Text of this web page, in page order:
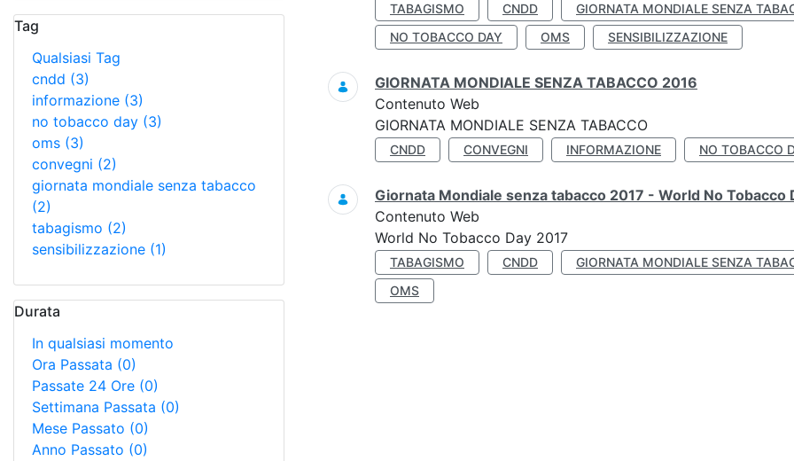
Tag
Qualsiasi Tag
cndd (3)
informazione (3)
no tobacco day (3)
oms (3)
convegni (2)
giornata mondiale senza tabacco
(2)
tabagismo (2)
sensibilizzazione (1)
Durata
In qualsiasi momento
Ora Passata (0)
Passate 24 Ore (0)
Settimana Passata (0)
Mese Passato (0)
Anno Passato (0)
TABAGISMO CNDD GIORNATA MONDIALE SENZA
NO TOBACCO DAY
OMS SENSIBILIZZAZIONE
GIORNATA MONDIALE SENZA TABACCO 2016
Contenuto Web
GIORNATA MONDIALE SENZA TABACCO
CNDD CONVEGNI INFORMAZIONE NO TOBACCO
Giornata Mondiale senza tabacco 2017 - World No Tobacco
Contenuto Web
World No Tobacco Day 2017
TABAGISMO CNDD GIORNATA MONDIALE SENZA
OMS